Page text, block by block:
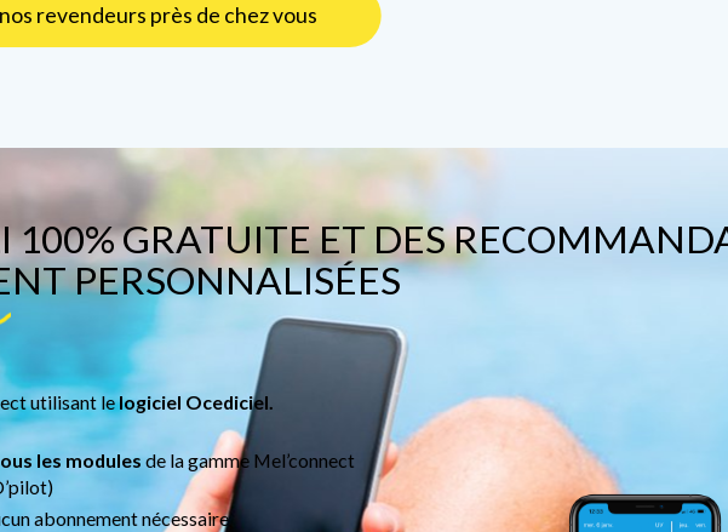
revendeurs près de chez vous
100% GRATUITE ET DES
PERSONNALISÉES
utilisant lelogiciel Ocediciel.
les modulesde la gamme Mel’connect
abonnement nécessaire